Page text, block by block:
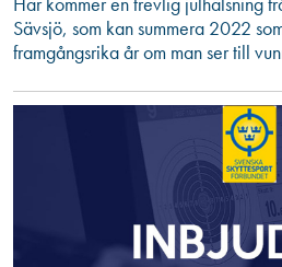
Sävsjö, som kan summera 2022
framgångsrika år om man ser till